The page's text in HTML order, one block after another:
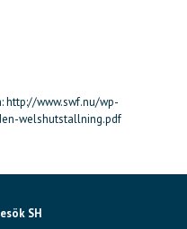
http://www.swf.nu/wp-
welshutstallning.pdf
SH